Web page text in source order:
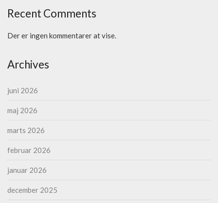
Recent Comments
Der er ingen kommentarer at vise.
Archives
juni 2026
maj 2026
marts 2026
februar 2026
januar 2026
december 2025